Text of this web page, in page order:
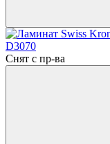
Снят с пр-ва